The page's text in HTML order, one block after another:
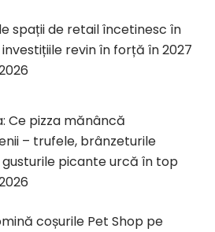
spații de retail încetinesc în
revin în forță în 2027
Ce pizza mănâncă
– trufele, brânzeturile
gusturile picante urcă în top
coșurile Pet Shop pe